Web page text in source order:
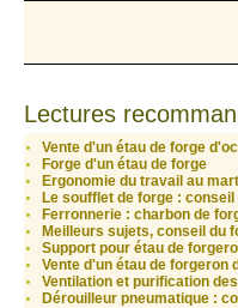
Lectures
Vente d'un étau de forge
Forge d'un étau de forge
Ergonomie du travail au
Le soufflet de forge :
Ferronnerie : charbon de
Meilleurs sujets, conseil du
Support pour étau de
Vente d'un étau de forgeron
Ventilation et purification
Dérouilleur pneumatique :